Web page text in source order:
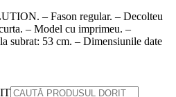
– Fason regular. – Decolteu
– Model cu imprimeu. –
subrat: 53 cm. – Dimensiunile date